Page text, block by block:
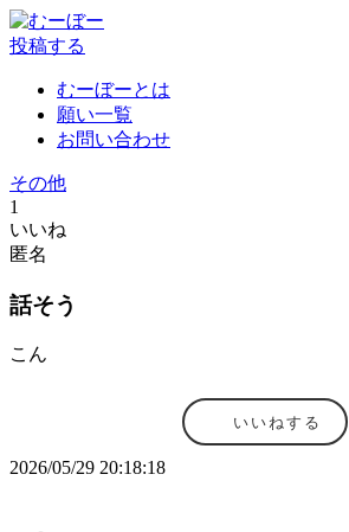
投稿する
むーぼーとは
願い一覧
お問い合わせ
その他
1
いいね
匿名
話そう
こん
いいねする
2026/05/29 20:18:18